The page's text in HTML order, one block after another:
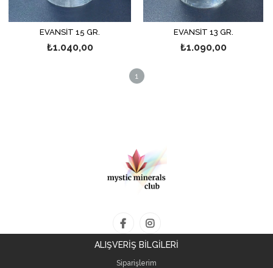
EVANSİT 15 GR.
₺1.040,00
EVANSİT 13 GR.
₺1.090,00
1
ALIŞVERİŞ BİLGİLERİ
Siparişlerim